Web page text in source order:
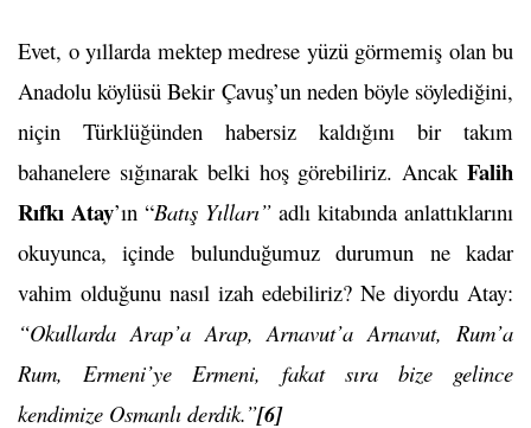
Evet, o yıllarda mektep medrese yüzü görmemiş olan bu
Anadolu köylüsü Bekir Çavuş’un neden böyle söylediğini,
niçin Türklüğünden habersiz kaldığını bir takım
bahanelere sığınarak belki hoş görebiliriz. Ancak Falih
Rıfkı Atay’ın “Batış Yılları” adlı kitabında anlattıklarını
okuyunca, içinde bulunduğumuz durumun ne kadar
vahim olduğunu nasıl izah edebiliriz? Ne diyordu Atay:
“Okullarda Arap’a Arap, Arnavut’a Arnavut, Rum’a
Rum, Ermeni’ye Ermeni, fakat sıra bize gelince
kendimize Osmanlı derdik.”[6]